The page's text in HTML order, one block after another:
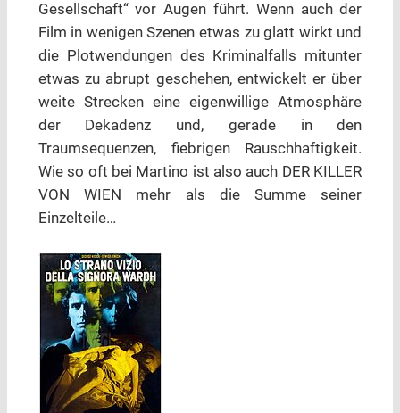
Gesellschaft“ vor Augen führt. Wenn auch der
Film in wenigen Szenen etwas zu glatt wirkt und
die Plotwendungen des Kriminalfalls mitunter
etwas zu abrupt geschehen, entwickelt er über
weite Strecken eine eigenwillige Atmosphäre
der Dekadenz und, gerade in den
Traumsequenzen, fiebrigen Rauschhaftigkeit.
Wie so oft bei Martino ist also auch DER KILLER
VON WIEN mehr als die Summe seiner
Einzelteile…